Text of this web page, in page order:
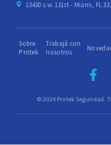
13430 s.w. 131st - Miami, FL
© 2024 Protek Seguridad.
Sobre
Protek
Trabajá con
nosotros